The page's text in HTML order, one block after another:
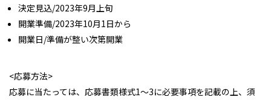
決定見込/2023年9月上旬
開業準備/2023年10月1日から
開業日/準備が整い次第開業
<応募方法>
応募に当たっては、応募書類様式1～3に必要事項を記載の上、須